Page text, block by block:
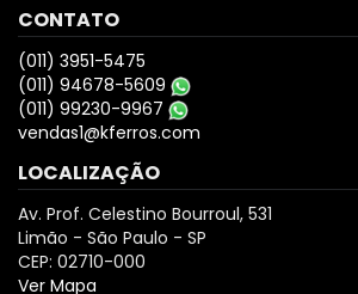
CONTATO
(011) 3951-5475
(011) 94678-5609
(011) 99230-9967
vendas1@kferros.com
LOCALIZAÇÃO
Av. Prof. Celestino Bourroul, 531
Limão - São Paulo - SP
CEP: 02710-000
Ver Mapa